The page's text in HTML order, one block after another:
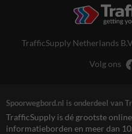
TrafficSupply Netherlands
Volg ons
Spoorwegbord.nl is onderdeel van
TrafficSupply is dé grootste
informatieborden en meer dan